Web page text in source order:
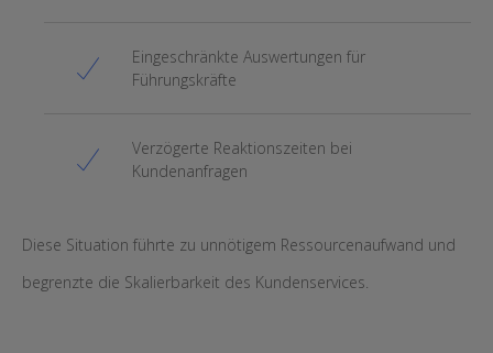
Eingeschränkte Auswertungen für
Führungskräfte
Verzögerte Reaktionszeiten bei
Kundenanfragen
Diese Situation führte zu unnötigem Ressourcenaufwand und
begrenzte die Skalierbarkeit des Kundenservices.